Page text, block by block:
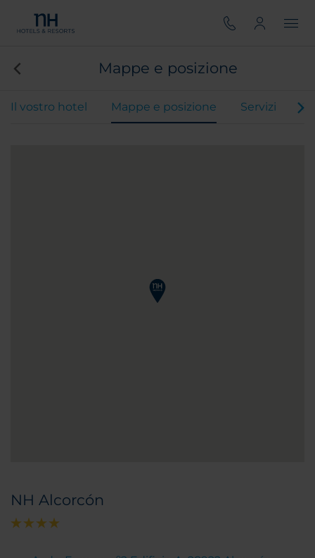
Mappe e posizione
Il vostro hotel Mappe e posizione Servizi
NH Alcorcón